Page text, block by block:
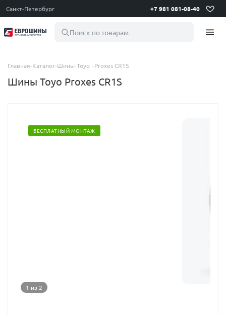
Санкт-Петербург +7 981 081-08-40
Поиск по товарам
Главная-Каталог-Шины-Toyo -Proxes CR1S
Шины Toyo Proxes CR1S
БЕСПЛАТНЫЙ МОНТАЖ
1 из 2